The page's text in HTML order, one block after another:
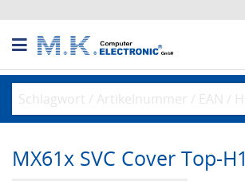
MX61x SVC Cover Top-H1